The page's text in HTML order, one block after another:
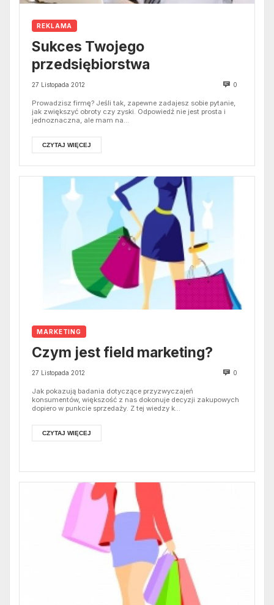
REKLAMA
Sukces Twojego
przedsiębiorstwa
27 Listopada 2012 0
Prowadzisz firmę? Jeśli tak, zapewne zadajesz sobie pytanie,
jak zwiększyć obroty czy zyski. Odpowiedź nie jest prosta i
jednoznaczna, ale mam na...
CZYTAJ WIĘCEJ
MARKETING
Czym jest field marketing?
27 Listopada 2012 0
Jak pokazują badania dotyczące przyzwyczajeń
konsumentów, większość z nas dokonuje decyzji zakupowych
dopiero w punkcie sprzedaży. Z tej wiedzy k...
CZYTAJ WIĘCEJ